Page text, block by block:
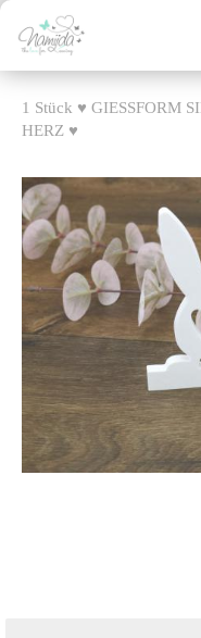
1 Stück ♥ GIESSFORM
HERZ ♥